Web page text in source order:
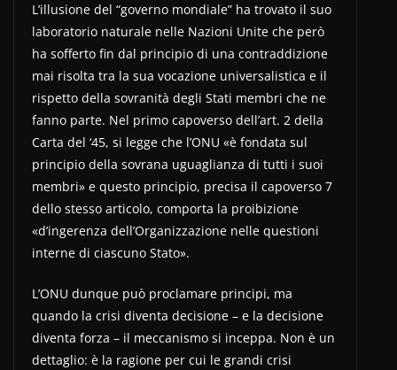
L’illusione del “governo mondiale” ha trovato il suo
laboratorio naturale nelle Nazioni Unite che però
ha sofferto fin dal principio di una contraddizione
mai risolta tra la sua vocazione universalistica e il
rispetto della sovranità degli Stati membri che ne
fanno parte. Nel primo capoverso dell’art. 2 della
Carta del ‘45, si legge che l’ONU «è fondata sul
principio della sovrana uguaglianza di tutti i suoi
membri» e questo principio, precisa il capoverso 7
dello stesso articolo, comporta la proibizione
«d’ingerenza dell’Organizzazione nelle questioni
interne di ciascuno Stato».
L’ONU dunque può proclamare principi, ma
quando la crisi diventa decisione – e la decisione
diventa forza – il meccanismo si inceppa. Non è un
dettaglio: è la ragione per cui le grandi crisi